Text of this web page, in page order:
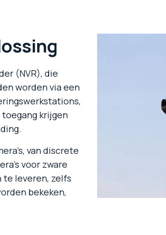
(NVR), die
worden via een
krijgen
van discrete
voor zware
te leveren, zelfs
bekeken,